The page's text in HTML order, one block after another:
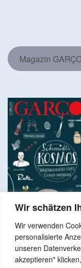
Wir schätzen
Wir verwenden
personalisierte
unseren
akzeptieren"
Magazin
Copyright © 2024